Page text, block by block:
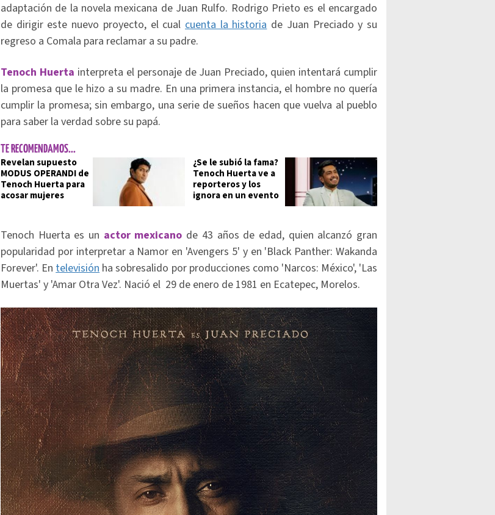
adaptación de la novela mexicana de Juan Rulfo. Rodrigo Prieto es el encargado
de dirigir este nuevo proyecto, el cual cuenta la historiade Juan Preciado y su
regreso a Comala para reclamar a su padre.
Tenoch Huerta interpreta el personaje de Juan Preciado, quien intentará cumplir
la promesa que le hizo a su madre. En una primera instancia, el hombre no quería
cumplir la promesa; sin embargo, una serie de sueños hacen que vuelva al pueblo
para saber la verdad sobre su papá.
TE RECOMENDAMOS...
Revelan supuesto
MODUS OPERANDI de
Tenoch Huerta para
acosar mujeres
¿Se le subió la fama?
Tenoch Huerta ve a
reporteros y los
ignora en un evento
Tenoch Huerta es un actor mexicano de 43 años de edad, quien alcanzó gran
popularidad por interpretar a Namor en 'Avengers 5' y en 'Black Panther: Wakanda
Forever'. Entelevisiónha sobresalido por producciones como 'Narcos: México', 'Las
Muertas' y 'Amar Otra Vez'. Nació el 29 de enero de 1981 en Ecatepec, Morelos.